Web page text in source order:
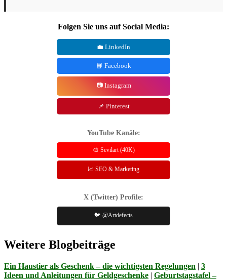
Folgen Sie uns auf Social Media:
💼 LinkedIn
📘 Facebook
📷 Instagram
📌 Pinterest
YouTube Kanäle:
🎨 Sevilart (40K)
📈 SEO & Marketing
X (Twitter) Profile:
🐦 @Artdefects
Weitere Blogbeiträge
Ein Haustier als Geschenk – die wichtigsten Regelungen | 3
Ideen und Anleitungen für Geldgeschenke | Geburtstagstafel –